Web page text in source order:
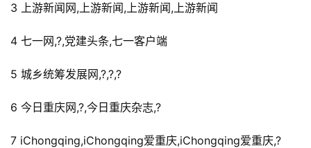
3 上游新闻网,上游新闻,上游新闻,上游新闻
4 七一网,?,党建头条,七一客户端
5 城乡统筹发展网,?,?,?
6 今日重庆网,?,今日重庆杂志,?
7 iChongqing,iChongqing爱重庆,iChongqing爱重庆,?